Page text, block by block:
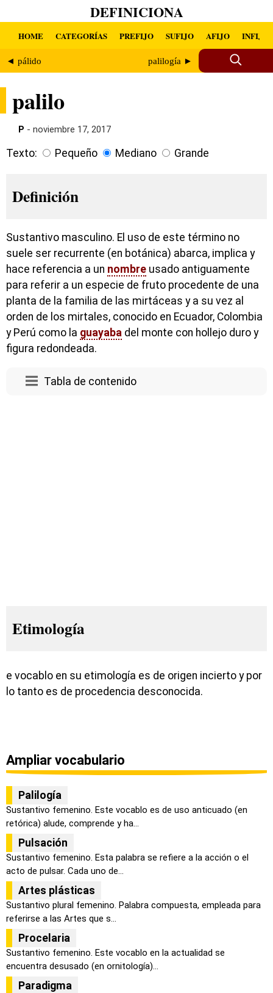
DEFINICIONA
HOME CATEGORÍAS PREFIJO SUFIJO AFIJO INFIJO
◄ pálido palilogía ►
palilo
P - noviembre 17, 2017
Texto: Pequeño Mediano Grande
Definición
Sustantivo masculino. El uso de este término no
suele ser recurrente (en botánica) abarca, implica y
hace referencia a un nombre usado antiguamente
para referir a un especie de fruto procedente de una
planta de la familia de las mirtáceas y a su vez al
orden de los mirtales, conocido en Ecuador, Colombia
y Perú como la guayaba del monte con hollejo duro y
figura redondeada.
Tabla de contenido
Etimología
e vocablo en su etimología es de origen incierto y por
lo tanto es de procedencia desconocida.
Ampliar vocabulario
Palilogía
Sustantivo femenino. Este vocablo es de uso anticuado (en
retórica) alude, comprende y ha...
Pulsación
Sustantivo femenino. Esta palabra se refiere a la acción o el
acto de pulsar. Cada uno de...
Artes plásticas
Sustantivo plural femenino. Palabra compuesta, empleada para
referirse a las Artes que s...
Procelaria
Sustantivo femenino. Este vocablo en la actualidad se
encuentra desusado (en ornitología)...
Paradigma